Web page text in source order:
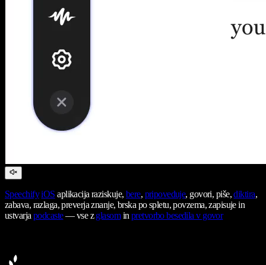
Speechify iOS aplikacija raziskuje, bere, pripoveduje, govori, piše,diktira,
zabava, razlaga, preverja znanje, brska po spletu, povzema, zapisuje in
ustvarjapodcaste— vse zglasominpretvorbo besedila v govor